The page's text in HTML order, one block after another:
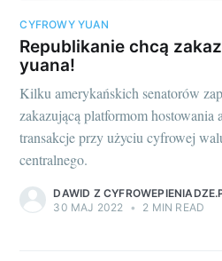
CYFROWY YUAN
Republikanie chcą
yuana!
Kilku amerykańskich senatorów
zakazującą platformom
transakcje przy użyciu cyfrowej
centralnego.
DAWID Z
30 MAJ 2022
• 2 MIN READ